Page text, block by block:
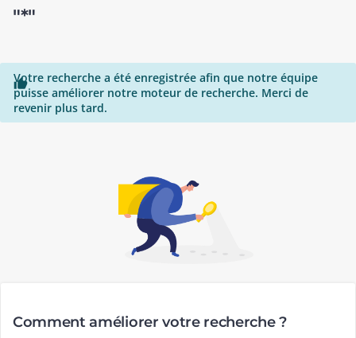
"*"

Votre recherche a été enregistrée afin que notre équipe
puisse améliorer notre moteur de recherche. Merci de
revenir plus tard.
Comment améliorer votre recherche ?